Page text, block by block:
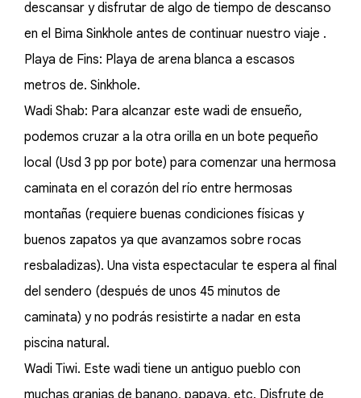
descansar y disfrutar de algo de tiempo de descanso
en el Bima Sinkhole antes de continuar nuestro viaje .
Playa de Fins: Playa de arena blanca a escasos
metros de. Sinkhole.
Wadi Shab: Para alcanzar este wadi de ensueño,
podemos cruzar a la otra orilla en un bote pequeño
local (Usd 3 pp por bote) para comenzar una hermosa
caminata en el corazón del río entre hermosas
montañas (requiere buenas condiciones físicas y
buenos zapatos ya que avanzamos sobre rocas
resbaladizas). Una vista espectacular te espera al final
del sendero (después de unos 45 minutos de
caminata) y no podrás resistirte a nadar en esta
piscina natural.
Wadi Tiwi. Este wadi tiene un antiguo pueblo con
muchas granjas de banano, papaya, etc. Disfrute de